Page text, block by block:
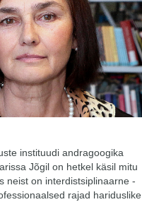
instituudi andragoogika
Jõgil on hetkel käsil mitu
neist on interdistsiplinaarne -
rajad hariduslike